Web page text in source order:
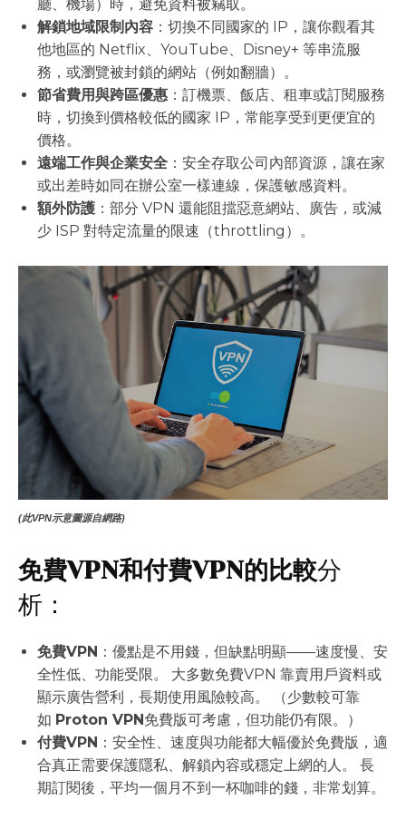
廳、機場）時，避免資料被竊取。
解鎖地域限制內容 ：切換不同國家的 IP，讓你觀看其
他地區的 Netflix、YouTube、Disney+ 等串流服
務，或瀏覽被封鎖的網站（例如翻牆）。
節省費用與跨區優惠 ：訂機票、飯店、租車或訂閱服務
時，切換到價格較低的國家 IP，常能享受到更便宜的
價格。
遠端工作與企業安全 ：安全存取公司內部資源，讓在家
或出差時如同在辦公室一樣連線，保護敏感資料。
額外防護 ：部分 VPN 還能阻擋惡意網站、廣告，或減
少 ISP 對特定流量的限速（throttling）。
(此VPN示意圖源自網路)
免費VPN和付費VPN的比較分
析：
免費VPN ：優點是不用錢，但缺點明顯——速度慢、安
全性低、功能受限。 大多數免費VPN 靠賣用戶資料或
顯示廣告營利，長期使用風險較高。 （少數較可靠
如 Proton VPN免費版可考慮，但功能仍有限。）
付費VPN ：安全性、速度與功能都大幅優於免費版，適
合真正需要保護隱私、解鎖內容或穩定上網的人。 長
期訂閱後，平均一個月不到一杯咖啡的錢，非常划算。